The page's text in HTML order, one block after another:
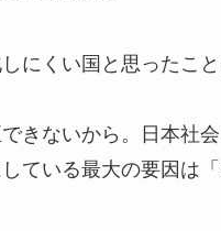
にくい国と思ったこ
きないから。日本社
ている最大の要因は「